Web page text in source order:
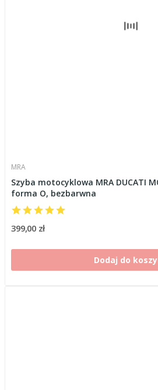
MRA
Szyba motocyklowa MRA DUCATI
forma O, bezbarwna
399,00 zł
Dodaj do